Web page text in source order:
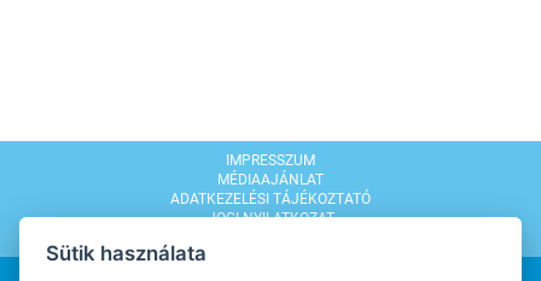
IMPRESSZUM
MÉDIAAJÁNLAT
ADATKEZELÉSI TÁJÉKOZTATÓ
JOGI NYILATKOZAT
Sütik használata